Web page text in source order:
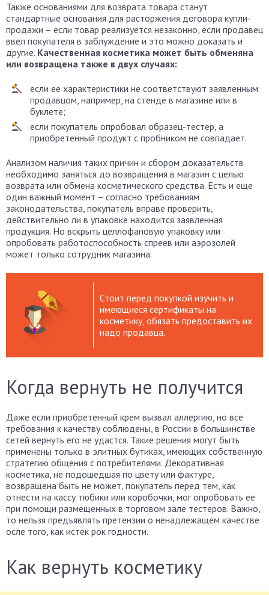
Также основаниями для возврата товара станут
стандартные основания для расторжения договора купли-
продажи – если товар реализуется незаконно, если продавец
ввел покупателя в заблуждение и это можно доказать и
другие. Качественная косметика может быть обменяна
или возвращена также в двух случаях:
если ее характеристики не соответствуют заявленным
продавцом, например, на стенде в магазине или в
буклете;
если покупатель опробовал образец-тестер, а
приобретенный продукт с пробником не совпадает.
Анализом наличия таких причин и сбором доказательств
необходимо заняться до возвращения в магазин с целью
возврата или обмена косметического средства. Есть и еще
один важный момент – согласно требованиям
законодательства, покупатель вправе проверить,
действительно ли в упаковке находится заявленная
продукция. Но вскрыть целлофановую упаковку или
опробовать работоспособность спреев или аэрозолей
может только сотрудник магазина.
Стоит перед покупкой изучить и
имеющиеся сертификаты на
косметику, обязать предоставить их
надо продавца.
Когда вернуть не получится
Даже если приобретенный крем вызвал аллергию, но все
требования к качеству соблюдены, в России в большинстве
сетей вернуть его не удастся. Такие решения могут быть
применены только в элитных бутиках, имеющих собственную
стратегию общения с потребителями. Декоративная
косметика, не подошедшая по цвету или фактуре,
возвращена быть не может, покупатель перед тем, как
отнести на кассу тюбики или коробочки, мог опробовать ее
при помощи размещенных в торговом зале тестеров. Важно,
то нельзя предъявлять претензии о ненадлежащем качестве
осле того, как истек рок годности.
Как вернуть косметику